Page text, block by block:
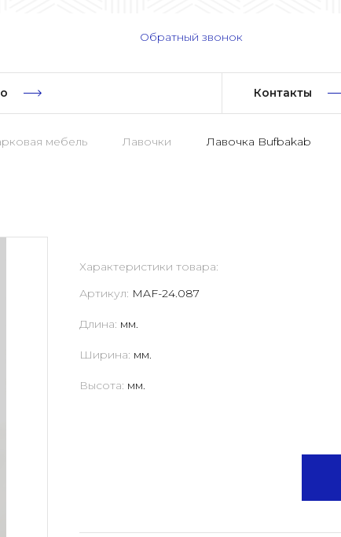
Обратный звонок
Контакты
мебель Лавочки Лавочка Bufbakab
Характеристики товара:
Артикул: MAF-24.087
Длина: мм.
Ширина: мм.
Высота: мм.